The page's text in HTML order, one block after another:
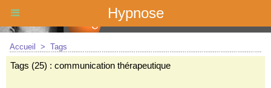
Hypnose
Accueil > Tags
Tags (25) : communication thérapeutique